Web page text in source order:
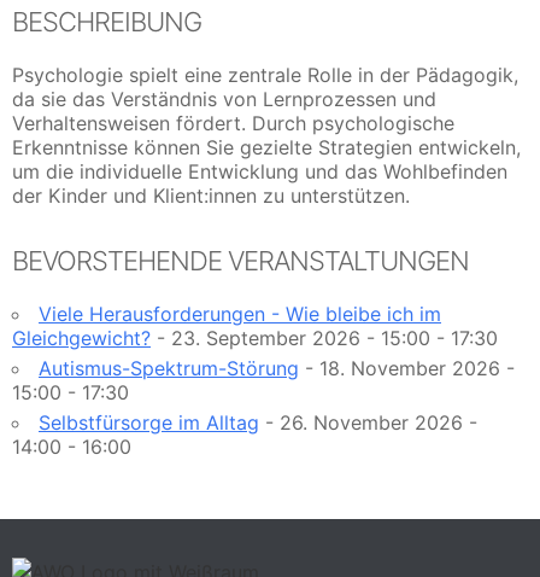
BESCHREIBUNG
Psychologie spielt eine zentrale Rolle in der Pädagogik,
da sie das Verständnis von Lernprozessen und
Verhaltensweisen fördert. Durch psychologische
Erkenntnisse können Sie gezielte Strategien entwickeln,
um die individuelle Entwicklung und das Wohlbefinden
der Kinder und Klient:innen zu unterstützen.
BEVORSTEHENDE VERANSTALTUNGEN
Viele Herausforderungen - Wie bleibe ich im
Gleichgewicht? - 23. September 2026 - 15:00 - 17:30
Autismus-Spektrum-Störung - 18. November 2026 -
15:00 - 17:30
Selbstfürsorge im Alltag - 26. November 2026 -
14:00 - 16:00